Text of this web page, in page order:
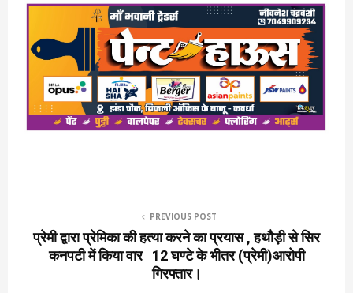
PREVIOUS POST
प्रेमी द्वारा प्रेमिका की हत्या करने का प्रयास , हथौड़ी से सिर
कनपटी में किया वार 12 घण्टे के भीतर (प्रेमी)आरोपी
गिरफ्तार।